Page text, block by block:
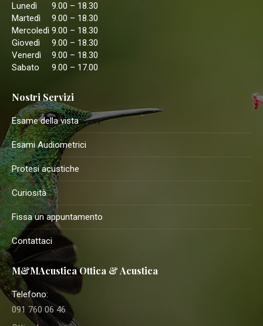
Lunedì
9.00 – 18.30
Martedì
9.00 – 18.30
Mercoledì 9.00 – 18.30
Giovedì
9.00 – 18.30
Venerdì
9.00 – 18.30
Sabato
9.00 – 17.00
Nostri Servizi
Esame della vista
Esami Audiometrici
Protesi acustiche
Curiosità
Fissa un appuntamento
Contattaci
M&MAcustica Ottica & Acustica
Telefono:
091 760 06 46